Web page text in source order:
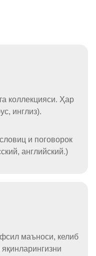
коллекцияси. Ҳар
инглиз).
и поговорок
английский.)
маъноси, келиб